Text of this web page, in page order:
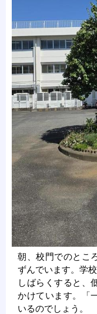
朝、校門でのとこ
ずんでいます。学
しばらくすると、
かけています。「
いるのでしょう。